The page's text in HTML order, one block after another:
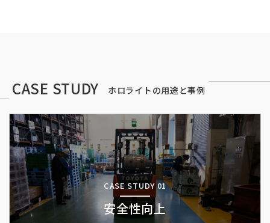
CASE STUDY ホロライトの用途と事例
CASE STUDY 01
安全性向上